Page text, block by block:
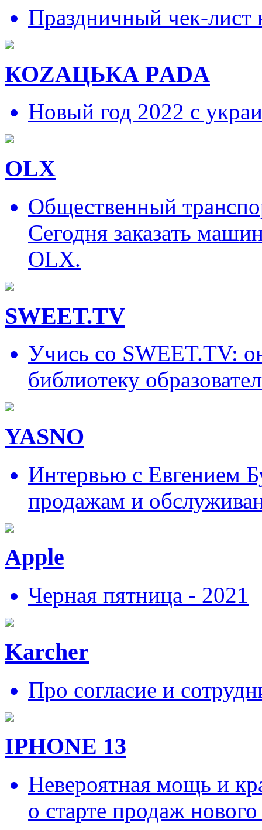
Праздничный чек-
КОZAЦЬКА РADA
Новый год 2022 с
OLX
Общественный
Сегодня заказать
OLX.
SWEET.TV
Учись со SWEET.TV:
библиотеку
YASNO
Интервью с Евгением
продажам и
Apple
Черная пятница - 2021
Karcher
Про согласие и
IPHONE 13
Невероятная мощь и
о старте продаж